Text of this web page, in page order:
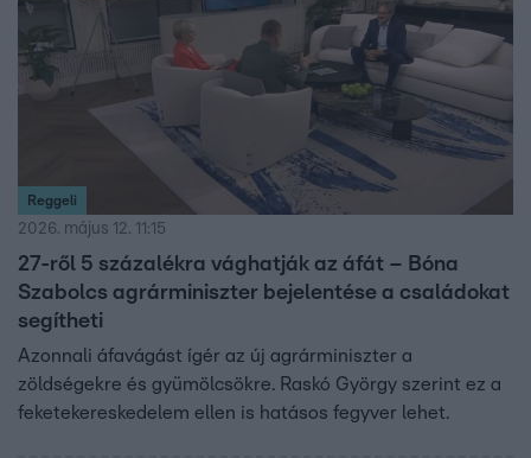
Reggeli
2026. május 12. 11:15
27-ről 5 százalékra vághatják az áfát – Bóna
Szabolcs agrárminiszter bejelentése a családokat
segítheti
Azonnali áfavágást ígér az új agrárminiszter a
zöldségekre és gyümölcsökre. Raskó György szerint ez a
feketekereskedelem ellen is hatásos fegyver lehet.